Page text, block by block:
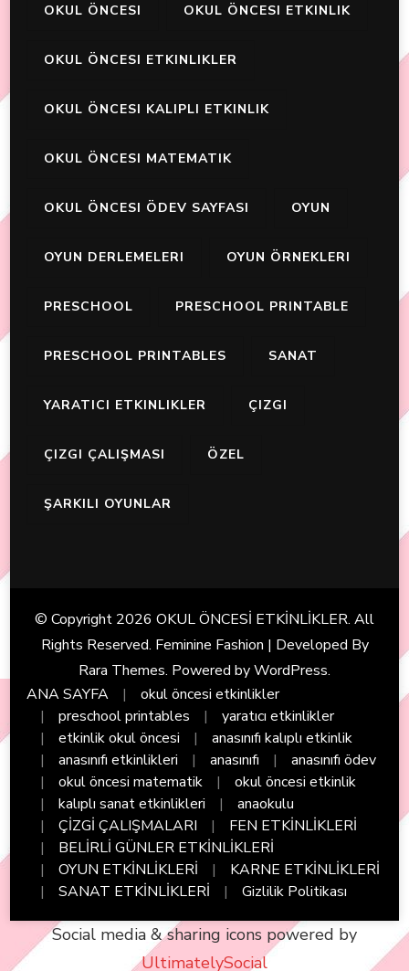
OKUL ÖNCESI OKUL ÖNCESI ETKINLIK
OKUL ÖNCESI ETKINLIKLER
OKUL ÖNCESI KALIPLI ETKINLIK
OKUL ÖNCESI MATEMATIK
OKUL ÖNCESI ÖDEV SAYFASI OYUN
OYUN DERLEMELERI OYUN ÖRNEKLERI
PRESCHOOL PRESCHOOL PRINTABLE
PRESCHOOL PRINTABLES SANAT
YARATICI ETKINLIKLER ÇIZGI
ÇIZGI ÇALIŞMASI ÖZEL
ŞARKILI OYUNLAR
© Copyright 2026 OKUL ÖNCESİ ETKİNLİKLER. All
Rights Reserved. Feminine Fashion | Developed By
Rara Themes. Powered byWordPress.
ANA SAYFA
okul öncesi etkinlikler
preschool printables
yaratıcı etkinlikler
etkinlik okul öncesi
anasınıfı kalıplı etkinlik
anasınıfı etkinlikleri
anasınıfı
anasınıfı ödev
okul öncesi matematik
okul öncesi etkinlik
kalıplı sanat etkinlikleri
anaokulu
ÇİZGİ ÇALIŞMALARI
FEN ETKİNLİKLERİ
BELİRLİ GÜNLER ETKİNLİKLERİ
OYUN ETKİNLİKLERİ
KARNE ETKİNLİKLERİ
SANAT ETKİNLİKLERİ
Gizlilik Politikası
Social media & sharing icons powered by
UltimatelySocial